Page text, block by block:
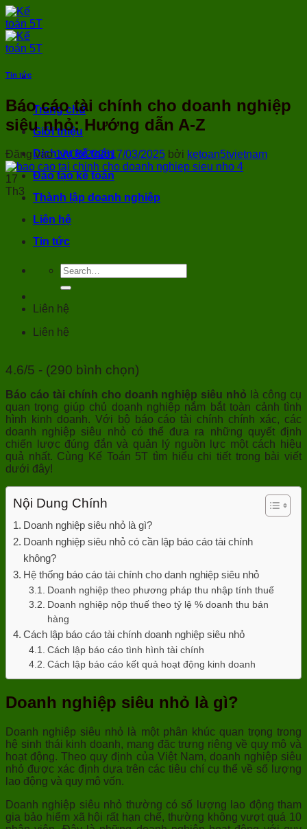
Bỏ
qua
nội
dung
Trang chủ
Giới thiệu
Dịch vụ kế toán
Đào tạo kế toán
Thành lập doanh nghiệp
Liên hệ
Tin tức
Liên hệ
Liên hệ
Tin tức
Báo cáo tài chính cho doanh nghiệp
siêu nhỏ: Hướng dẫn A-Z
Đăng vào17/03/202517/03/2025 bởi ketoan5tvietnam
17
Th3
4.6/5 - (290 bình chọn)
Báo cáo tài chính cho doanh nghiệp siêu nhỏ là công cụ
quan trọng giúp chủ doanh nghiệp nắm bắt toàn cảnh tình
hình kinh doanh. Với bộ báo cáo tài chính chính xác, các
doanh nghiệp siêu nhỏ có thể đưa ra những quyết định
chiến lược đúng đắn và quản lý nguồn lực một cách hiệu
quả nhất. Cùng Kế Toán 5T tìm hiểu chi tiết trong bài viết
dưới đây!
Nội Dung Chính
Doanh nghiệp siêu nhỏ là gì?
Doanh nghiệp siêu nhỏ có cần lập báo cáo tài chính
không?
Hệ thống báo cáo tài chính cho danh nghiệp siêu nhỏ
Doanh nghiệp theo phương pháp thu nhập tính thuế
Doanh nghiệp nộp thuế theo tỷ lệ % doanh thu bán
hàng
Cách lập báo cáo tài chính doanh nghiệp siêu nhỏ
Cách lập báo cáo tình hình tài chính
Cách lập báo cáo kết quả hoạt động kinh doanh
Doanh nghiệp siêu nhỏ là gì?
Doanh nghiệp siêu nhỏ là một phân khúc quan trọng trong
hệ sinh thái kinh doanh, mang đặc trưng riêng về quy mô và
hoạt động. Theo quy định của Việt Nam, doanh nghiệp siêu
nhỏ được xác định dựa trên các tiêu chí cụ thể về số lượng
lao động và quy mô vốn.
Doanh nghiệp siêu nhỏ thường có số lượng lao động tham
gia bảo hiểm xã hội rất hạn chế, thường không vượt quá 10